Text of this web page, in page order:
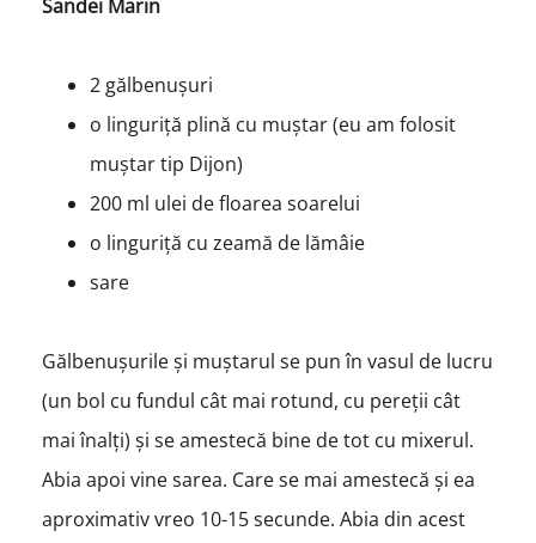
Sandei Marin
2 gălbenușuri
o linguriță plină cu muștar (eu am folosit
muștar tip Dijon)
200 ml ulei de floarea soarelui
o linguriță cu zeamă de lămâie
sare
Gălbenușurile și muștarul se pun în vasul de lucru
(un bol cu fundul cât mai rotund, cu pereții cât
mai înalți) și se amestecă bine de tot cu mixerul.
Abia apoi vine sarea. Care se mai amestecă și ea
aproximativ vreo 10-15 secunde. Abia din acest